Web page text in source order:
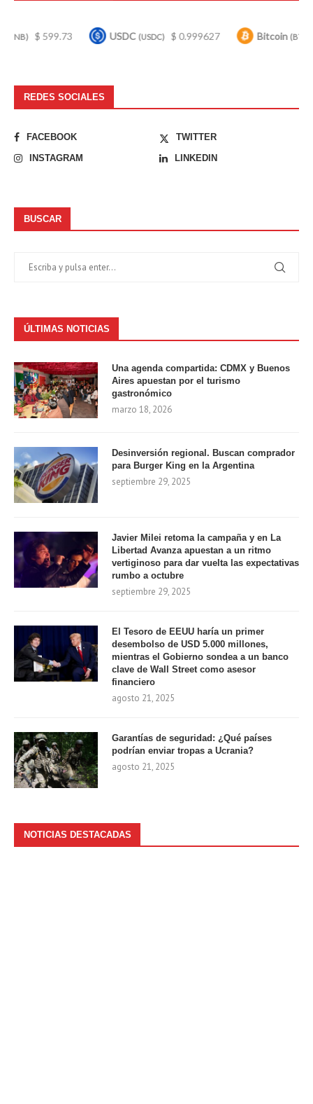
USDC (USDC) $ 0.999627 Bitcoin (BTC) $
REDES SOCIALES
FACEBOOK
TWITTER
INSTAGRAM
LINKEDIN
BUSCAR
ÚLTIMAS NOTICIAS
Una agenda compartida: CDMX y Buenos
Aires apuestan por el turismo
gastronómico
marzo 18, 2026
Desinversión regional. Buscan comprador
para Burger King en la Argentina
septiembre 29, 2025
Javier Milei retoma la campaña y en La
Libertad Avanza apuestan a un ritmo
vertiginoso para dar vuelta las expectativas
rumbo a octubre
septiembre 29, 2025
El Tesoro de EEUU haría un primer
desembolso de USD 5.000 millones,
mientras el Gobierno sondea a un banco
clave de Wall Street como asesor
financiero
agosto 21, 2025
Garantías de seguridad: ¿Qué países
podrían enviar tropas a Ucrania?
agosto 21, 2025
NOTICIAS DESTACADAS